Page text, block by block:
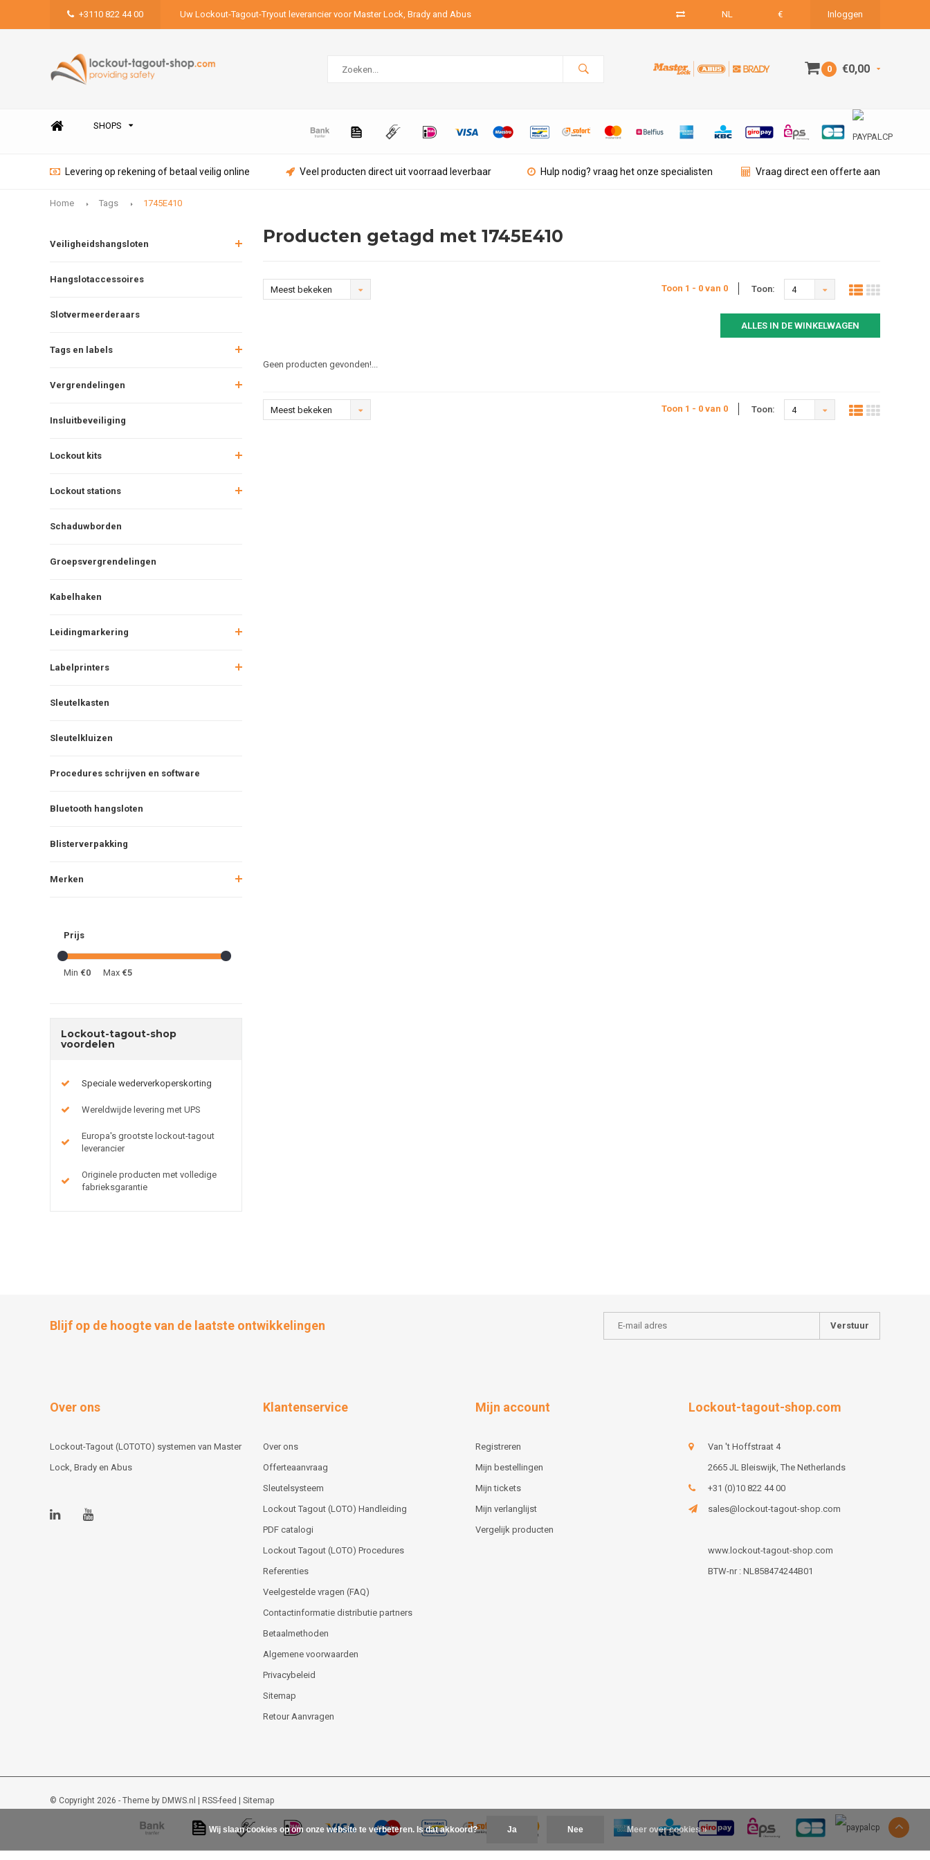
+3110 822 44 00 Uw Lockout-Tagout-Tryout leverancier voor Master Lock, Brady and Abus NL € Inloggen
0 €0,00
SHOPS
Levering op rekening of betaal veilig online Veel producten direct uit voorraad leverbaar Hulp nodig? vraag het onze specialisten Vraag direct een offerte aan
Home Tags 1745E410
Veiligheidshangsloten
Hangslotaccessoires
Slotvermeerderaars
Tags en labels
Vergrendelingen
Insluitbeveiliging
Lockout kits
Lockout stations
Schaduwborden
Groepsvergrendelingen
Kabelhaken
Leidingmarkering
Labelprinters
Sleutelkasten
Sleutelkluizen
Procedures schrijven en software
Bluetooth hangsloten
Blisterverpakking
Merken
Prijs
Min €0 Max €5
Lockout-tagout-shop
voordelen
Speciale wederverkoperskorting
Wereldwijde levering met UPS
Europa's grootste lockout-tagout
leverancier
Originele producten met volledige
fabrieksgarantie
Producten getagd met 1745E410
Meest bekeken Toon 1 - 0 van 0 Toon: 4
ALLES IN DE WINKELWAGEN
Geen producten gevonden!...
Meest bekeken Toon 1 - 0 van 0 Toon: 4
Blijf op de hoogte van de laatste ontwikkelingen Verstuur
Over ons
Lockout-Tagout (LOTOTO) systemen van Master
Lock, Brady en Abus
Klantenservice
Over ons
Offerteaanvraag
Sleutelsysteem
Lockout Tagout (LOTO) Handleiding
PDF catalogi
Lockout Tagout (LOTO) Procedures
Referenties
Veelgestelde vragen (FAQ)
Contactinformatie distributie partners
Betaalmethoden
Algemene voorwaarden
Privacybeleid
Sitemap
Retour Aanvragen
Mijn account
Registreren
Mijn bestellingen
Mijn tickets
Mijn verlanglijst
Vergelijk producten
Lockout-tagout-shop.com
Van 't Hoffstraat 4
2665 JL Bleiswijk, The Netherlands
+31 (0)10 822 44 00
sales@lockout-tagout-shop.com
www.lockout-tagout-shop.com
BTW-nr : NL858474244B01
© Copyright 2026 - Theme by DMWS.nl | RSS-feed | Sitemap
Lockout-tagout-shop 9/10-48beoordelingen opKiyoh
Wij slaan cookies op om onze website te verbeteren. Is dat akkoord? Ja Nee Meer over cookies »